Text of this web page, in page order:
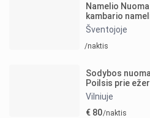
Namelio
kambario
Šventojoje
/naktis
Sodybos
Poilsis prie
Vilniuje
€ 80/naktis